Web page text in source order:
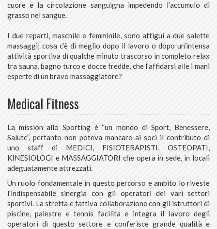
cuore e la circolazione sanguigna impedendo l’accumulo di
grasso nel sangue.
I due reparti, maschile e femminile, sono attigui a due salette
massaggi; cosa c’è di meglio dopo il lavoro o dopo un’intensa
attività sportiva di qualche minuto trascorso in completo relax
tra sauna, bagno turco e docce fredde, che l'affidarsi alle i mani
esperte di un bravo massaggiatore?
Medical Fitness
La mission allo Sporting è “un mondo di Sport, Benessere,
Salute”, pertanto non poteva mancare ai soci il contributo di
uno staff di MEDICI, FISIOTERAPISTI, OSTEOPATI,
KINESIOLOGI e MASSAGGIATORI che opera in sede, in locali
adeguatamente attrezzati.
Un ruolo fondamentale in questo percorso e ambito lo riveste
l’indispensabile sinergia con gli operatori dei vari settori
sportivi. La stretta e fattiva collaborazione con gli istruttori di
piscine, palestre e tennis facilita e integra il lavoro degli
operatori di questo settore e conferisce grande qualità e